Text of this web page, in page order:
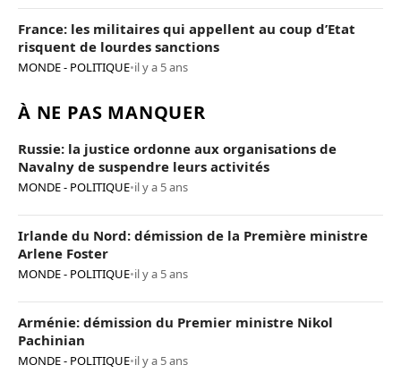
France: les militaires qui appellent au coup d’Etat
risquent de lourdes sanctions
MONDE - POLITIQUE•il y a 5 ans
À NE PAS MANQUER
Russie: la justice ordonne aux organisations de
Navalny de suspendre leurs activités
MONDE - POLITIQUE•il y a 5 ans
Irlande du Nord: démission de la Première ministre
Arlene Foster
MONDE - POLITIQUE•il y a 5 ans
Arménie: démission du Premier ministre Nikol
Pachinian
MONDE - POLITIQUE•il y a 5 ans